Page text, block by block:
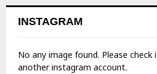
INSTAGRAM
No any image found. Please
another instagram account.